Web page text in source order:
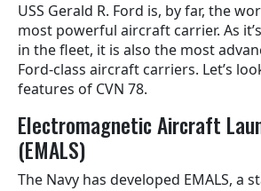
USS Gerald R. Ford is, by far, the
most powerful aircraft carrier. As
in the fleet, it is also the most
Ford-class aircraft carriers. Let’s
features of CVN 78.
Electromagnetic Aircraft
(EMALS)
The Navy has developed EMALS, a